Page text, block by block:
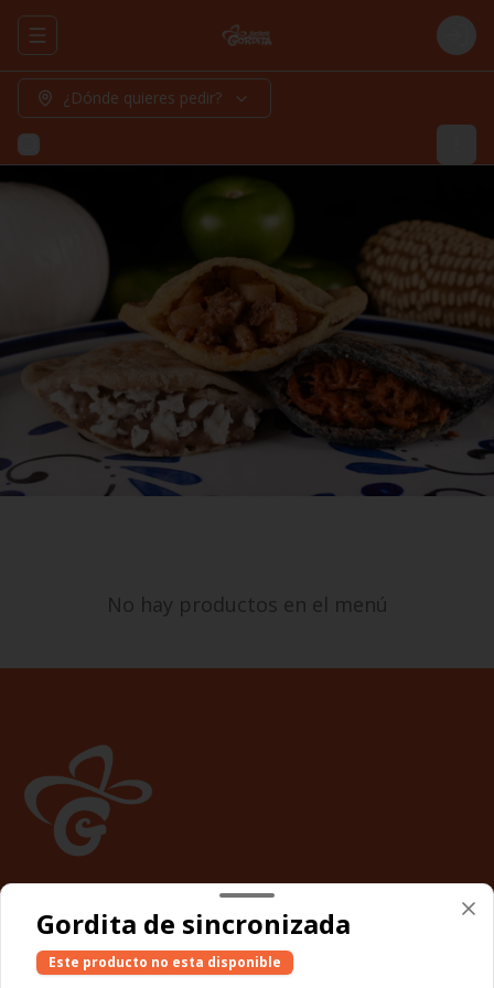
Abrir menu de navegación Login
¿Dónde quieres pedir?
No hay productos en el menú
Conócenos
Zona de Delivery
Gordita de sincronizada
Este producto no esta disponible